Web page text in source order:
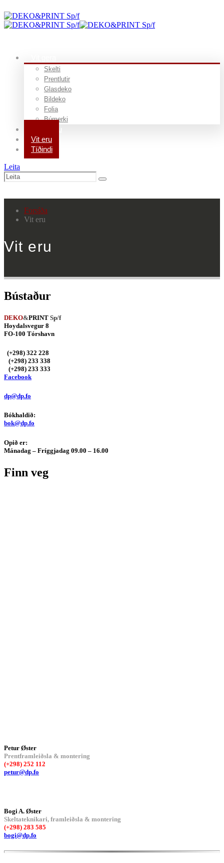
Skelti
Prentlutir
Glasdeko
Bildeko
Folia
Búmerki
Vit eru
Tíðindi
Leita
Forsíða
Vit eru
Vit eru
Bústaður
DEKO&PRINT Sp/f
Hoydalsvegur 8
FO-100 Tórshavn
(+298) 322 228
(+298) 233 338
(+298) 233 333
Facebook
dp@dp.fo
Bókhaldið:
bok@dp.fo
Opið er:
Mánadag – Fríggjadag 09.00 – 16.00
Finn veg
Petur Øster
Prentframleiðsla & montering
(+298) 252 112
petur@dp.fo
Bogi A. Øster
Skeltateknikari, framleiðsla & montering
(+298) 283 585
bogi@dp.fo